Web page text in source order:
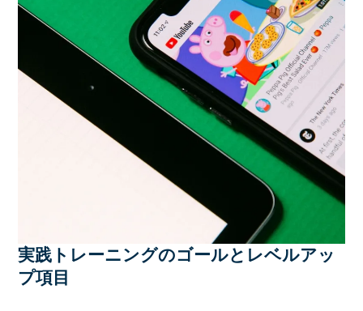
実践トレーニングのゴールとレベルアッ
プ項目